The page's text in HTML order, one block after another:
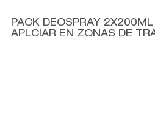
PACK DEOSPRAY
APLCIAR EN ZONAS DE